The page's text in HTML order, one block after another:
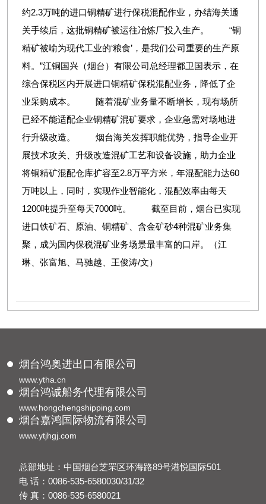
约2.3万吨的进口铜精矿进行保税混配作业，办结海关通
关手续后，这批铜精矿被运往冶炼厂投入生产。 “铜
精矿被喻为现代工业的‘粮食’，是我们公司重要的生产原
料。”江铜国兴（烟台）有限公司总经理都卫国表示，在
综合保税区内开展进口铜精矿保税混配业务，降低了企
业采购成本。 随着混矿业务量不断增长，现有场所
已经不能适配企业铜精矿混矿要求，企业急需对场地进
行升级改造。 烟台海关发挥职能优势，指导企业开
展技术攻关、升级改造混矿工艺和设备设施，助力企业
将铜精矿混配仓库扩容至2.8万平方米，年混配能力达60
万吨以上，同时，实现作业智能化，混配效率由每天
1200吨提升至每天7000吨。 截至目前，烟台已实现
进口铁矿石、原油、铜精矿、含金矿砂4种混矿业务集
聚，成为国内保税混矿业务场景最丰富的口岸。（江
琳、张富旭、马驰越、王俊涛/文）
烟台鸿奥进出口有限公司
www.ytha.cn
烟台鸿诚船务代理有限公司
www.hongchengshipping.com
烟台嘉鸿国际物流有限公司
www.ytjhgj.com
总部地址：中国烟台芝罘区环海路89号港悦国际501
电 话：0086-535-6580030/31/32
传 真：0086-535-6580021